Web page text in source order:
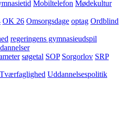
Mobiltelefon Mødekultur
OK 26 Omsorgsdage optag Ordblind
regeringens gymnasieudspil
søgetal SOP Sorgorlov SRP
Tværfaglighed Uddannelsespolitik